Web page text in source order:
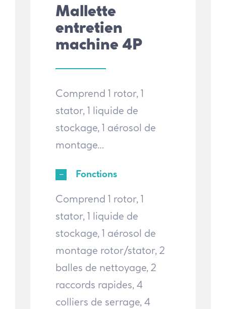
Mallette
entretien
machine 4P
Comprend 1 rotor, 1
stator, 1 liquide de
stockage, 1 aérosol de
montage…
Fonctions
Comprend 1 rotor, 1
stator, 1 liquide de
stockage, 1 aérosol de
montage rotor/stator, 2
balles de nettoyage, 2
raccords rapides, 4
colliers de serrage, 4